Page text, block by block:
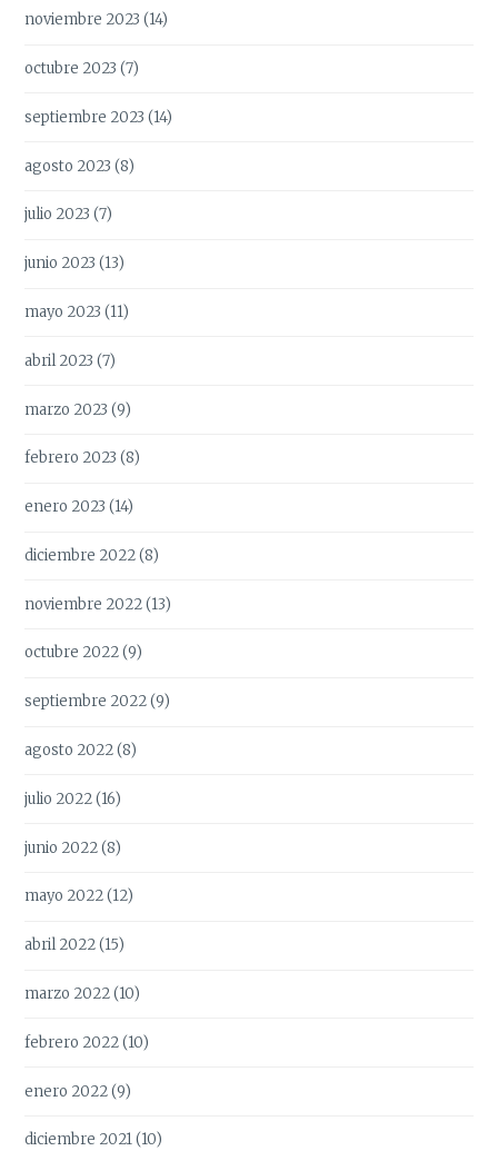
noviembre 2023 (14)
octubre 2023 (7)
septiembre 2023 (14)
agosto 2023 (8)
julio 2023 (7)
junio 2023 (13)
mayo 2023 (11)
abril 2023 (7)
marzo 2023 (9)
febrero 2023 (8)
enero 2023 (14)
diciembre 2022(8)
noviembre 2022(13)
octubre 2022(9)
septiembre 2022(9)
agosto 2022(8)
julio 2022(16)
junio 2022(8)
mayo 2022(12)
abril 2022(15)
marzo 2022(10)
febrero 2022(10)
enero 2022(9)
diciembre 2021(10)